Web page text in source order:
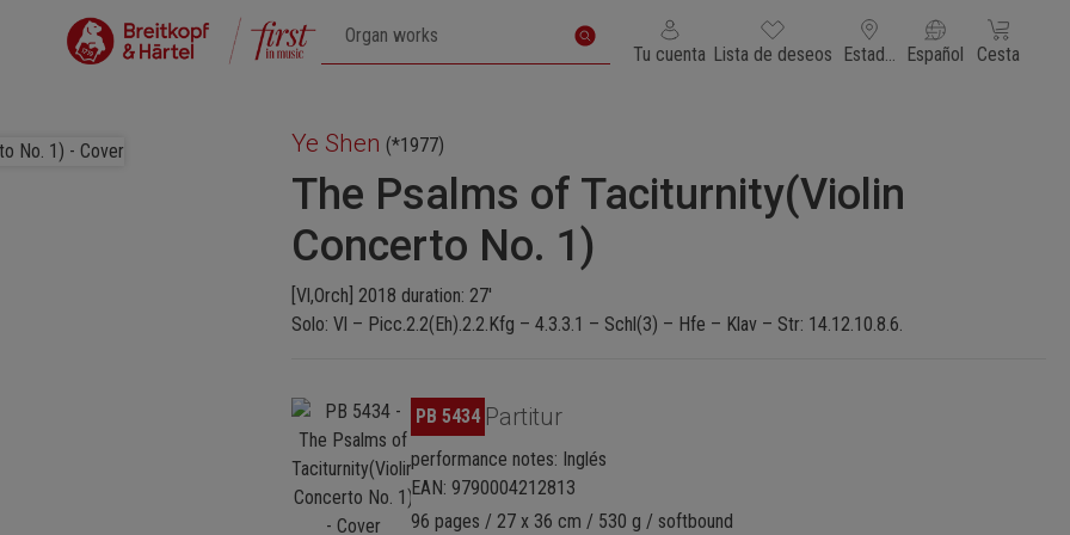
Tu cuenta Tienes 0 artículos en tu lista de deseos
Lista de deseos Estados Unidos de América
Español El carrito
Cesta
Ye Shen (*1977)
The Psalms of Taciturnity(Violin
Concerto No. 1)
[Vl,Orch] 2018 duration: 27'
Solo: Vl – Picc.2.2(Eh).2.2.Kfg – 4.3.3.1 – Schl(3) – Hfe – Klav – Str: 14.12.10.8.6.
Omitir galería de imágenes
PB 5434 Partitur
performance notes: Inglés
EAN: 9790004212813
96 pages / 27 x 36 cm / 530 g / softbound